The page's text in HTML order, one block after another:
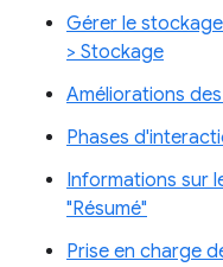
Gérer le
> Stockage
Améliorations
Phases
Informations sur
"Résumé"
Prise en charge